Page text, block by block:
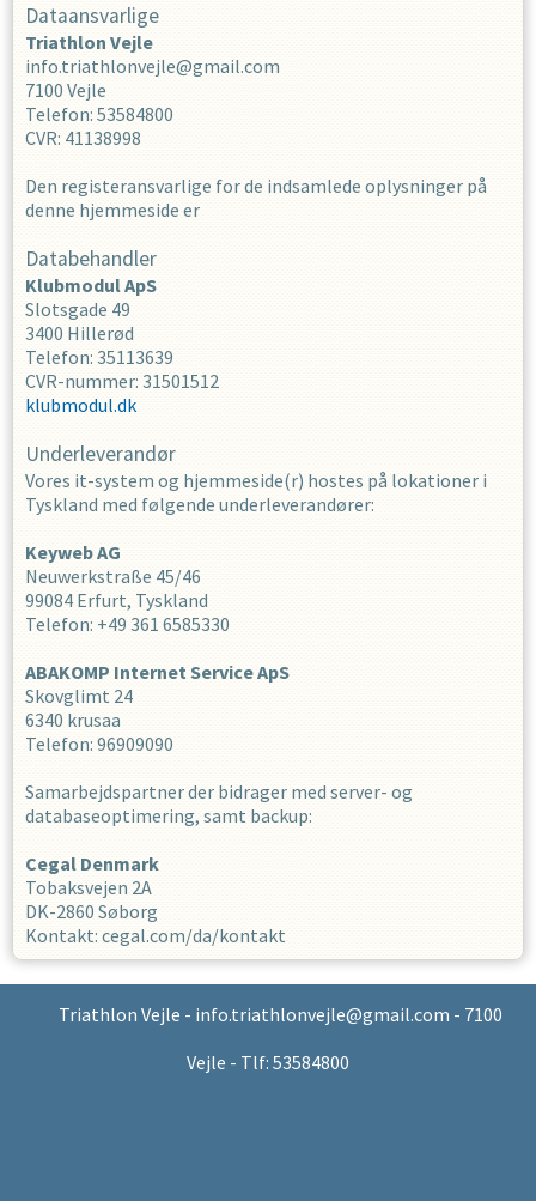
Dataansvarlige
Triathlon Vejle
info.triathlonvejle@gmail.com
7100 Vejle
Telefon: 53584800
CVR: 41138998
Den registeransvarlige for de indsamlede oplysninger på
denne hjemmeside er
Databehandler
Klubmodul ApS
Slotsgade 49
3400 Hillerød
Telefon: 35113639
CVR-nummer: 31501512
klubmodul.dk
Underleverandør
Vores it-system og hjemmeside(r) hostes på lokationer i
Tyskland med følgende underleverandører:
Keyweb AG
Neuwerkstraße 45/46
99084 Erfurt, Tyskland
Telefon: +49 361 6585330
ABAKOMP Internet Service ApS
Skovglimt 24
6340 krusaa
Telefon: 96909090
Samarbejdspartner der bidrager med server- og
databaseoptimering, samt backup:
Cegal Denmark
Tobaksvejen 2A
DK-2860 Søborg
Kontakt: cegal.com/da/kontakt
Triathlon Vejle - info.triathlonvejle@gmail.com - 7100
Vejle - Tlf: 53584800